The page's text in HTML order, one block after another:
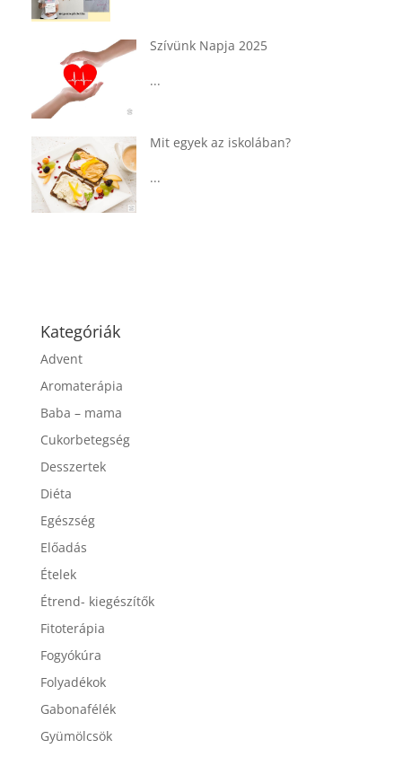
Tárkonyos csirkeragu leves
Kategóriák
Advent
Aromaterápia
Baba – mama
Cukorbetegség
Desszertek
Diéta
Egészség
Előadás
Ételek
Étrend- kiegészítők
Fitoterápia
Fogyókúra
Folyadékok
Gabonafélék
Gyümölcsök